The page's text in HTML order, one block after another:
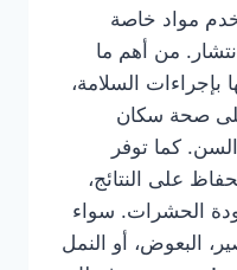
مواد خاصة
من أهم ما
بإجراءات السلامة،
صحة سكان
كما توفر
على النتائج،
الحشرات. سواء
البعوض، أو النمل